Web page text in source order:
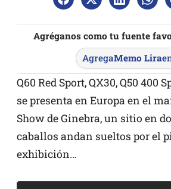
Agréganos como tu fuente
AgregaMemo Lira
Q60 Red Sport, QX30, Q50 400
se presenta en Europa en el
Show de Ginebra, un sitio en
caballos andan sueltos por el
exhibición…